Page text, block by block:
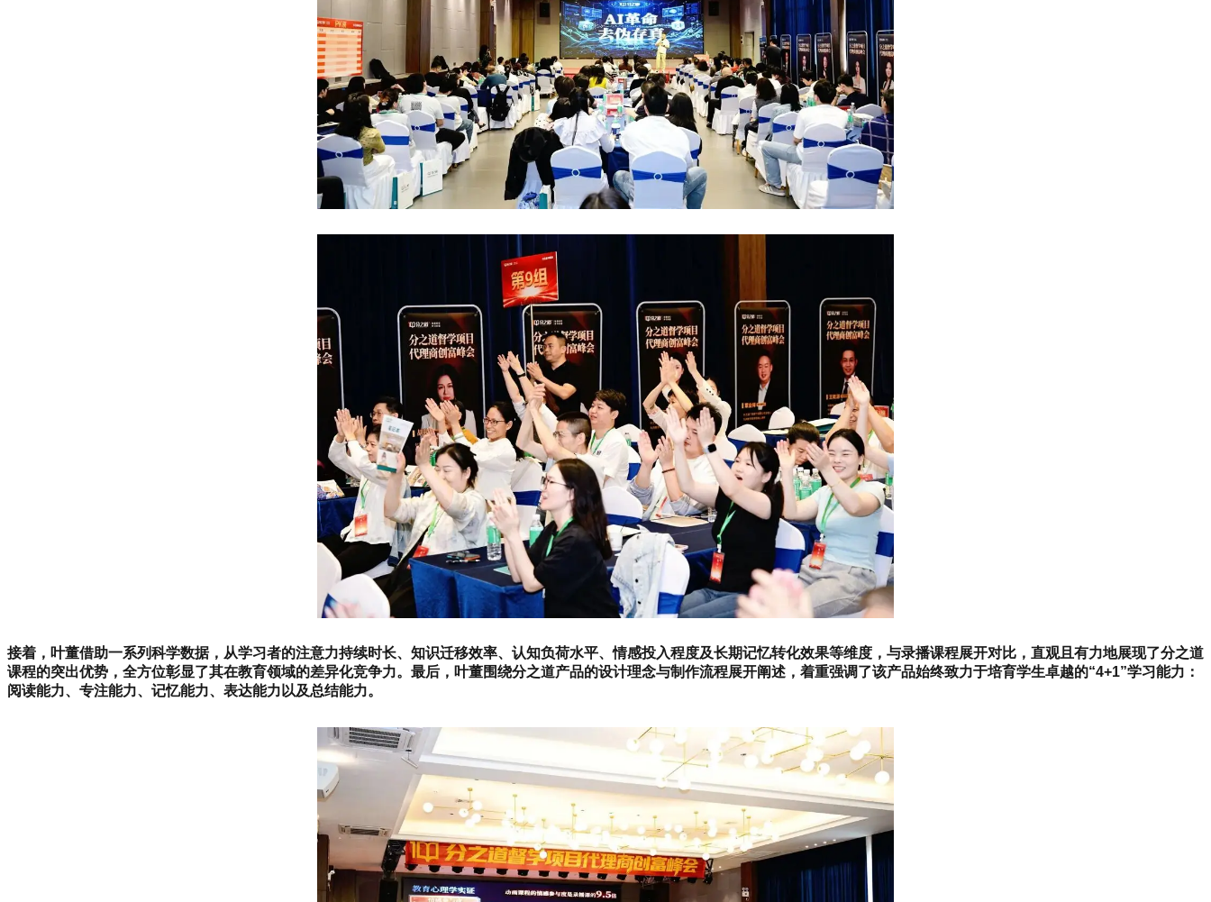
接着，叶董借助一系列科学数据，从学习者的注意力持续时长、知识迁移效率、认知负荷水平、情感投入程度及长期记忆转化效果等维度，与录播课程展开对比，直观且有力地展现了分之道
课程的突出优势，全方位彰显了其在教育领域的差异化竞争力。最后，叶董围绕分之道产品的设计理念与制作流程展开阐述，着重强调了该产品始终致力于培育学生卓越的“4+1”学习能力：
阅读能力、专注能力、记忆能力、表达能力以及总结能力。